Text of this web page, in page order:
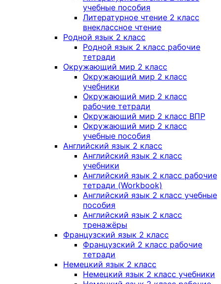
учебные пособия
Литературное чтение 2 класс
внеклассное чтение
Родной язык 2 класс
Родной язык 2 класс рабочие
тетради
Окружающий мир 2 класс
Окружающий мир 2 класс
учебники
Окружающий мир 2 класс
рабочие тетради
Окружающий мир 2 класс ВПР
Окружающий мир 2 класс
учебные пособия
Английский язык 2 класс
Английский язык 2 класс
учебники
Английский язык 2 класс рабочие
тетради (Workbook)
Английский язык 2 класс учебные
пособия
Английский язык 2 класс
тренажёры
Французский язык 2 класс
Французский 2 класс рабочие
тетради
Немецкий язык 2 класс
Немецкий язык 2 класс учебники